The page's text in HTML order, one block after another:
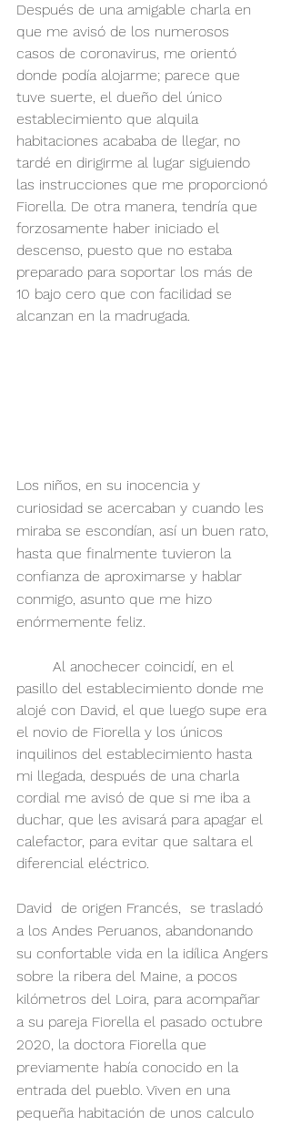
Después de una amigable charla en
que me avisó de los numerosos
casos de coronavirus, me orientó
donde podía alojarme; parece que
tuve suerte, el dueño del único
establecimiento que alquila
habitaciones acababa de llegar, no
tardé en dirigirme al lugar siguiendo
las instrucciones que me proporcionó
Fiorella. De otra manera, tendría que
forzosamente haber iniciado el
descenso, puesto que no estaba
preparado para soportar los más de
10 bajo cero que con facilidad se
alcanzan en la madrugada.
Los niños, en su inocencia y
curiosidad se acercaban y cuando les
miraba se escondían, así un buen rato,
hasta que finalmente tuvieron la
confianza de aproximarse y hablar
conmigo, asunto que me hizo
enórmemente feliz.
pasillo del establecimiento donde me
alojé con David, el que luego supe era
el novio de Fiorella y los únicos
inquilinos del establecimiento hasta
mi llegada, después de una charla
cordial me avisó de que si me iba a
duchar, que les avisará para apagar el
calefactor, para evitar que saltara el
diferencial eléctrico.
David  de origen Francés,  se trasladó
a los Andes Peruanos, abandonando
su confortable vida en la idílica Angers
sobre la ribera del Maine, a pocos
kilómetros del Loira, para acompañar
a su pareja Fiorella el pasado octubre
2020, la doctora Fiorella que
previamente había conocido en la
entrada del pueblo. Viven en una
pequeña habitación de unos calculo